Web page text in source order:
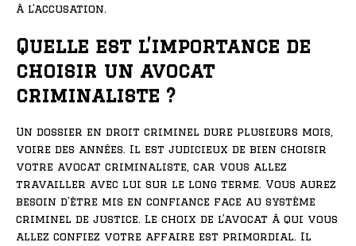
à l’accusation.
Quelle est l’importance de
choisir un avocat
criminaliste ?
Un dossier en droit criminel dure plusieurs mois,
voire des années. Il est judicieux de bien choisir
votre avocat criminaliste, car vous allez
travailler avec lui sur le long terme. Vous aurez
besoin d’être mis en confiance face au système
criminel de justice. Le choix de l’avocat à qui vous
allez confiez votre affaire est primordial. Il